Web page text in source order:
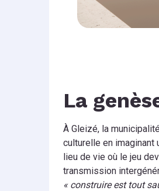
La
À Gleizé, la
culturelle en imaginant
lieu de vie où le jeu
transmission
« construire est tout